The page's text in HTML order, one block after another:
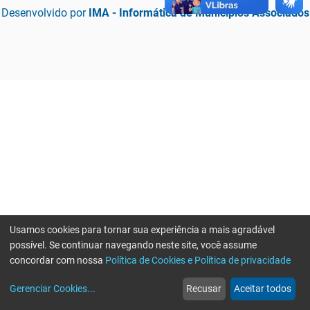
Desenvolvido por IMA - Informática de Municípios Associados
web
Notícias
more_horiz
Mais
Usamos cookies para tornar sua experiência a mais agradável
possível. Se continuar navegando neste site, você assume
concordar com nossa Política de Cookies e Política de privacidade
Gerenciar Cookies... Recusar Aceitar todos
Erro ao enviar informações, por favor tente novamente